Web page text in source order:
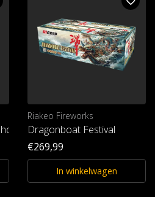
Riakeo Fireworks
Dragonboat Festival
€269,99
In winkelwagen